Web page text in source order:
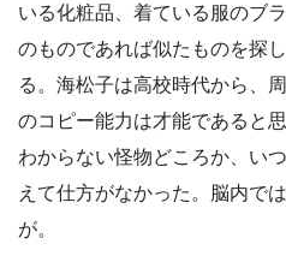
いる化粧品、着ている服のブ
のものであれば似たものを探
る。海松子は高校時代から、
のコピー能力は才能であると
わからない怪物どころか、い
えて仕方がなかった。脳内で
が。